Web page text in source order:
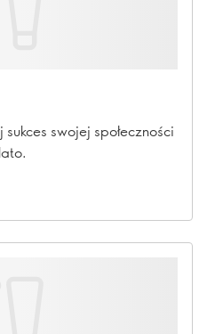
swojej społeczności